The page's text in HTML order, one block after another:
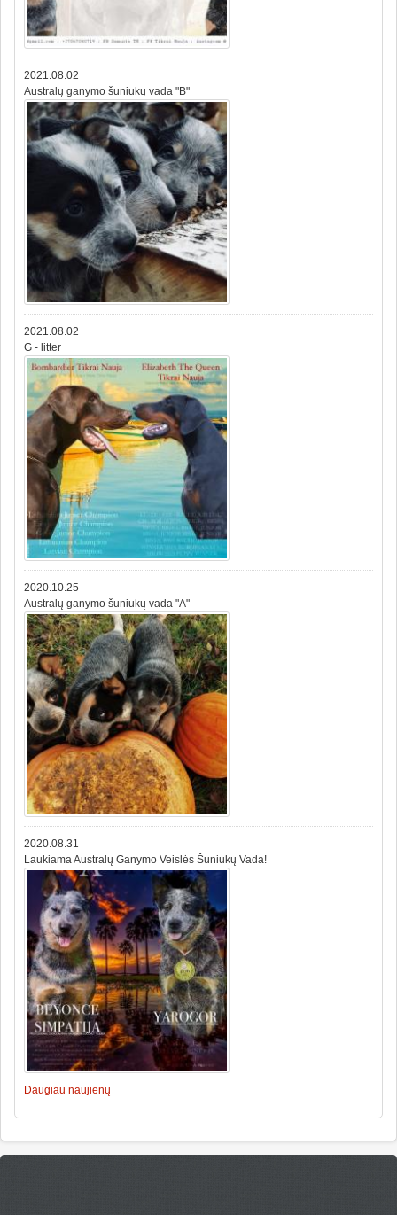
2021.08.02
Australų ganymo šuniukų vada "B"
2021.08.02
G - litter
2020.10.25
Australų ganymo šuniukų vada "A"
2020.08.31
Laukiama Australų Ganymo Veislės Šuniukų Vada!
Daugiau naujienų